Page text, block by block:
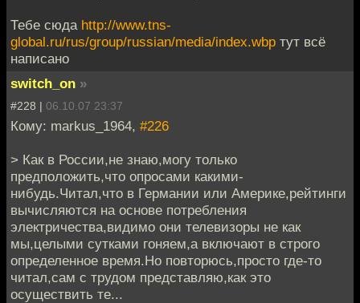
Тебе сюда http://www.tns-
global.ru/rus/group/russian/media/index.wbp тут всё
написано
switch_on »
#228 | 06.10.07 23:37
Кому: markus_1964, #226
> Как в России,не знаю,могу только
предположить,что опросами какими-
нибудь.Читал,что в Германии или Америке,рейтинги
вычисляются на основе потребления
электричества,видимо они телевизоры не как
мы,целыми сутками гоняем,а включают в строго
определенное время.Но повторюсь,просто где-то
читал,сам с трудом представляю,как это
осуществить те...